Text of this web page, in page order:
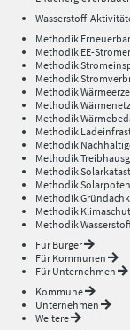
Wasserstoff-
Methodik
Methodik EE-
Methodik
Methodik
Methodik
Methodik
Methodik
Methodik
Methodik
Methodik
Methodik
Methodik
Methodik
Methodik
Methodik
Für Bürger
Für Kommunen
Für Unternehmen
Kommune
Unternehmen
Weitere